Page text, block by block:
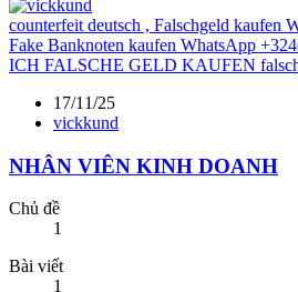
counterfeit deutsch , Falschgeld kaufen
Fake Banknoten kaufen WhatsApp
ICH FALSCHE GELD KAUFEN
17/11/25
vickkund
NHÂN VIÊN KINH DOANH
Chủ đề
1
Bài viết
1